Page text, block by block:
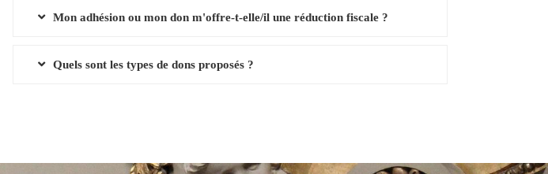
Mon adhésion ou mon don m'offre-t-elle/il une réduction fiscale ?
Quels sont les types de dons proposés ?